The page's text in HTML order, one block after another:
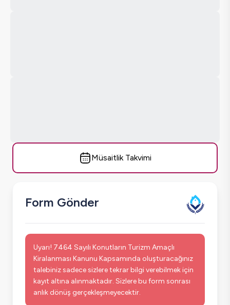
Müsaitlik Takvimi
Form Gönder
Uyarı! 7464 Sayılı Konutların Turizm Amaçlı
Kiralanması Kanunu Kapsamında oluşturacağınız
talebiniz sadece sizlere tekrar bilgi verebilmek için
kayıt altına alınmaktadır. Sizlere bu form sonrası
anlık dönüş gerçekleşmeyecektir.